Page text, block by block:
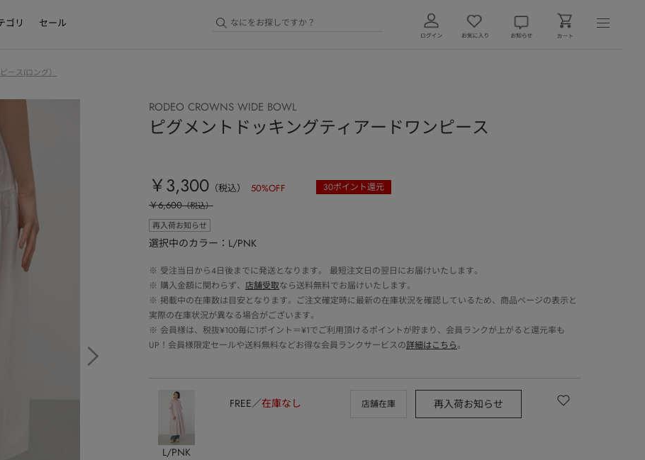
ゴリ セール
ース(ロング）
RODEO CROWNS WIDE BOWL
ピグメントドッキングティアードワンピース
￥3,300 （税込） 50%OFF 30ポイント還元
￥6,600（税込）
再入荷お知らせ
選択中のカラー：L/PNK
※ 受注当日から4日後までに発送となります。 最短注文日の翌日にお届けいたします。
※ 購入金額に関わらず、 店舗受取なら送料無料でお届けいたします。
※ 掲載中の在庫数は目安となります。ご注文確定時に最新の在庫状況を確認しているため、商品ページの表示と
実際の在庫状況が異なる場合がございます。
※ 会員様は、税抜¥100毎に1ポイント＝¥1でご利用頂けるポイントが貯まり、会員ランクが上がると還元率も
UP！会員様限定セールや送料無料などお得な会員ランクサービスの詳細はこちら。
L/PNK
FREE 在庫なし 店舗在庫 再入荷お知らせ